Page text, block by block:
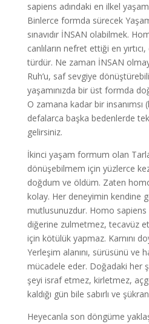
sapiens adındaki en ilkel
Binlerce formda sürecek
sınavıdır İNSAN olabilmek.
canlıların nefret ettiği en
türdür. Ne zaman İNSAN
Ruh’u, saf sevgiye
yaşamınızda bir üst formda
O zamana kadar bir
defalarca başka bedenlerde
gelirsiniz.
İkinci yaşam formum olan
dönüşebilmem için yüzlerce
doğdum ve öldüm. Zaten
kolay. Her deneyimin kendine
mutlusunuzdur. Homo sapiens
diğerine zulmetmez, tecavüz
için kötülük yapmaz. Karnını
Yerleşim alanını, sürüsünü ve
mücadele eder. Doğadaki her
şeyi israf etmez, kirletmez,
kaldığı gün bile sabırlı ve
Heyecanla son döngüme